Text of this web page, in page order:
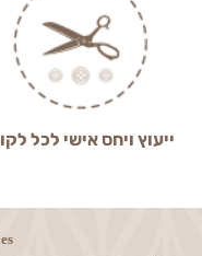
ייעוץ ויחס אישי לכל